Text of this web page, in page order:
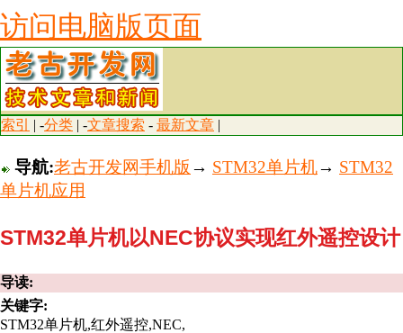
访问电脑版页面
索引 | -分类 | -文章搜索 - 最新文章 |
导航:老古开发网手机版 → STM32单片机→ STM32
单片机应用
STM32单片机以NEC协议实现红外遥控设计
导读:
关键字:
STM32单片机,红外遥控,NEC,